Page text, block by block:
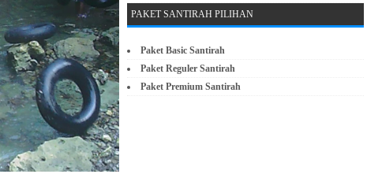
PAKET SANTIRAH PILIHAN
Paket Basic Santirah
Paket Reguler Santirah
Paket Premium Santirah